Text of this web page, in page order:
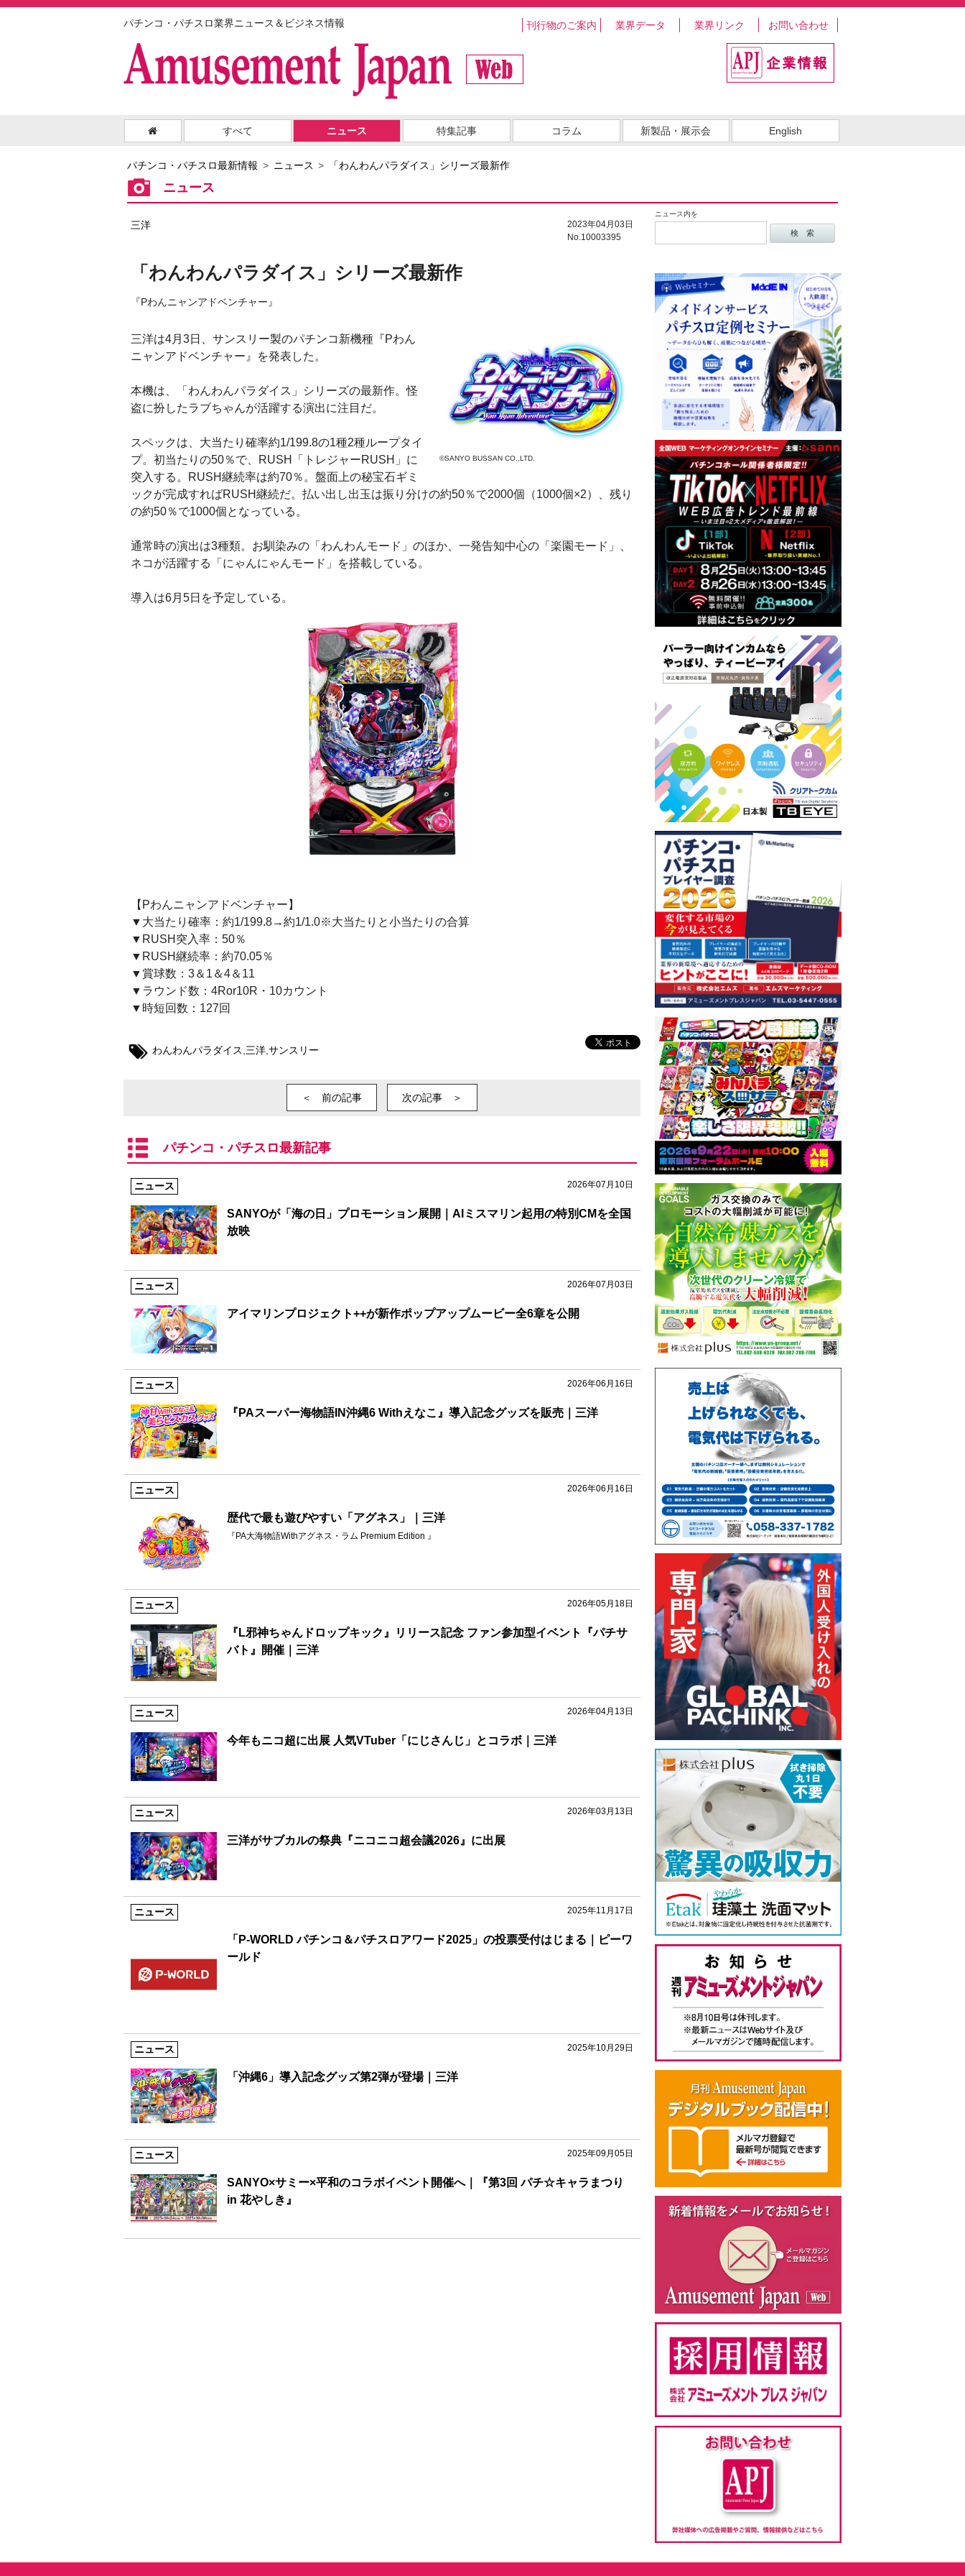
パチンコ・パチスロ業界ニュース＆ビジネス情報 刊行物のご案内 業界データ 業界リンク お問い合わせ
すべて ニュース 特集記事 コラム 新製品・展示会 English
パチンコ・パチスロ最新情報 ニュース 「わんわんパラダイス」シリーズ最新作
ニュース
ニュース内を
2023年04月03日
No.10003395
三洋
「わんわんパラダイス」シリーズ最新作
『Pわんニャンアドベンチャー』
©SANYO BUSSAN CO.,LTD.
三洋は4月3日、サンスリー製のパチンコ新機種『Pわん
ニャンアドベンチャー』を発表した。
本機は、「わんわんパラダイス」シリーズの最新作。怪
盗に扮したラブちゃんが活躍する演出に注目だ。
スペックは、大当たり確率約1/199.8の1種2種ループタイ
プ。初当たりの50％で、RUSH「トレジャーRUSH」に
突入する。RUSH継続率は約70％。盤面上の秘宝石ギミ
ックが完成すればRUSH継続だ。払い出し出玉は振り分けの約50％で2000個（1000個×2）、残り
の約50％で1000個となっている。
通常時の演出は3種類。お馴染みの「わんわんモード」のほか、一発告知中心の「楽園モード」、
ネコが活躍する「にゃんにゃんモード」を搭載している。
導入は6月5日を予定している。
【Pわんニャンアドベンチャー】
▼大当たり確率：約1/199.8→約1/1.0※大当たりと小当たりの合算
▼RUSH突入率：50％
▼RUSH継続率：約70.05％
▼賞球数：3＆1＆4＆11
▼ラウンド数：4Ror10R・10カウント
▼時短回数：127回
わんわんパラダイス 三洋 サンスリー
＜ 前の記事 次の記事 ＞
パチンコ・パチスロ最新記事
2026年07月10日
ニュース
SANYOが「海の日」プロモーション展開｜AIミスマリン起用の特別CMを全国
放映
2026年07月03日
ニュース
アイマリンプロジェクト++が新作ポップアップムービー全6章を公開
2026年06月16日
ニュース
『PAスーパー海物語IN沖縄6 Withえなこ』導入記念グッズを販売｜三洋
2026年06月16日
ニュース
歴代で最も遊びやすい「アグネス」｜三洋
『PA大海物語Withアグネス・ラム Premium Edition 』
2026年05月18日
ニュース
『L邪神ちゃんドロップキック』リリース記念 ファン参加型イベント『パチサ
バト』開催｜三洋
2026年04月13日
ニュース
今年もニコ超に出展 人気VTuber「にじさんじ」とコラボ｜三洋
2026年03月13日
ニュース
三洋がサブカルの祭典『ニコニコ超会議2026』に出展
2025年11月17日
ニュース
「P-WORLD パチンコ＆パチスロアワード2025」の投票受付はじまる｜ピーワ
ールド
2025年10月29日
ニュース
「沖縄6」導入記念グッズ第2弾が登場｜三洋
2025年09月05日
ニュース
SANYO×サミー×平和のコラボイベント開催へ｜『第3回 パチ☆キャラまつり
in 花やしき』